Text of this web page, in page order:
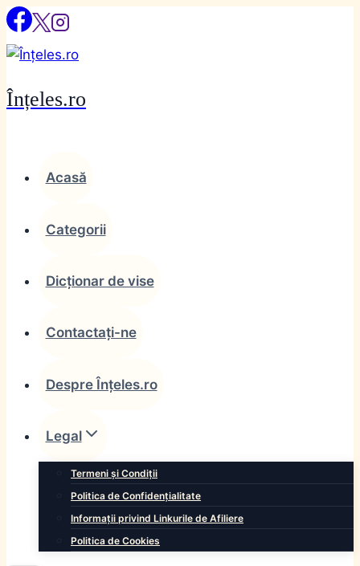
Skip
content
Înțeles.ro
Acasă
Categorii
Dicționar de vise
Contactați-ne
Despre Înțeles.ro
Legal
Termeni și Condiții
Politica de Confidențialitate
Informații privind Linkurile de Afiliere
Politica de Cookies